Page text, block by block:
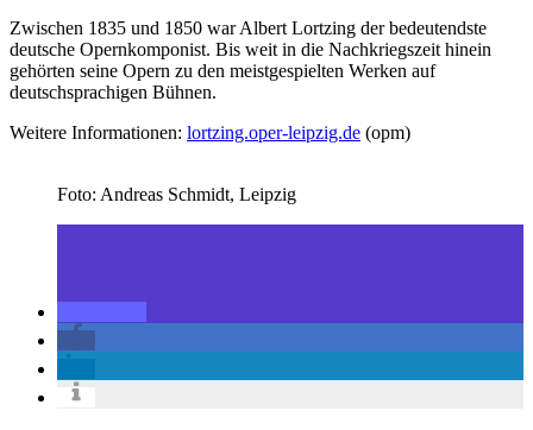
Zwischen 1835 und 1850 war Albert Lortzing der bedeutendste
deutsche Opernkomponist. Bis weit in die Nachkriegszeit hinein
gehörten seine Opern zu den meistgespielten Werken auf
deutschsprachigen Bühnen.
Weitere Informationen: lortzing.oper-leipzig.de (opm)
Foto: Andreas Schmidt, Leipzig